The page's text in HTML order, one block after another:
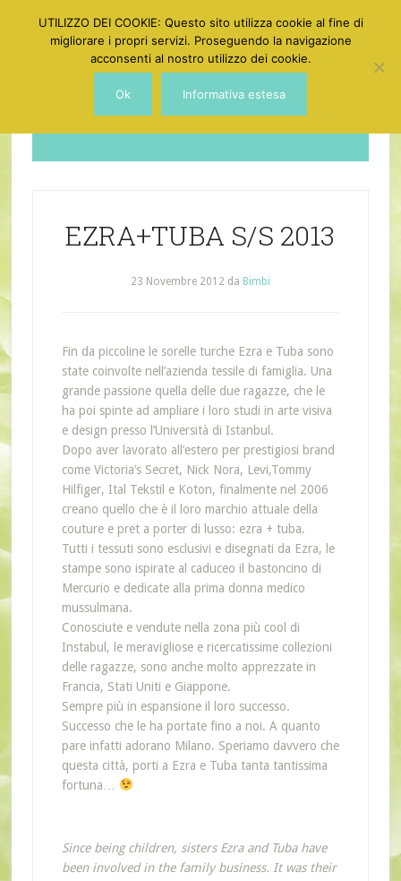
Dotgirl
EZRA+TUBA S/S 2013
23 Novembre 2012 da Bimbi
Fin da piccoline le sorelle turche Ezra e Tuba sono
state coinvolte nell’azienda tessile di famiglia. Una
grande passione quella delle due ragazze, che le
ha poi spinte ad ampliare i loro studi in arte visiva
e design presso l’Università di Istanbul.
Dopo aver lavorato all’estero per prestigiosi brand
come Victoria’s Secret, Nick Nora, Levi,Tommy
Hilfiger, Ital Tekstil e Koton, finalmente nel 2006
creano quello che è il loro marchio attuale della
couture e pret a porter di lusso: ezra + tuba.
Tutti i tessuti sono esclusivi e disegnati da Ezra, le
stampe sono ispirate al caduceo il bastoncino di
Mercurio e dedicate alla prima donna medico
mussulmana.
Conosciute e vendute nella zona più cool di
Instabul, le meravigliose e ricercatissime collezioni
delle ragazze, sono anche molto apprezzate in
Francia, Stati Uniti e Giappone.
Sempre più in espansione il loro successo.
Successo che le ha portate fino a noi. A quanto
pare infatti adorano Milano. Speriamo davvero che
questa città, porti a Ezra e Tuba tanta tantissima
fortuna…
Since being children, sisters Ezra and Tuba have
been involved in the family business. It was their
UTILIZZO DEI COOKIE: Questo sito utilizza cookie al fine di
migliorare i propri servizi. Proseguendo la navigazione
acconsenti al nostro utilizzo dei cookie.
Ok Informativa estesa